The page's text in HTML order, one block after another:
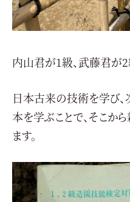
内山君が1級、武藤君が2
日本古来の技術を学び
本を学ぶことで、そこ
ます。